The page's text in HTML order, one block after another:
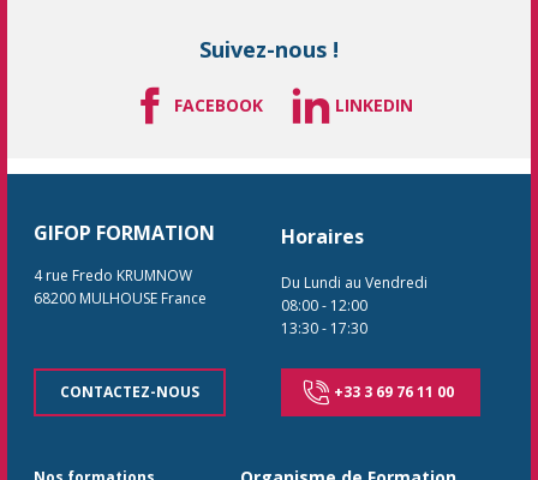
Suivez-nous !
FACEBOOK LINKEDIN
GIFOP FORMATION
4 rue Fredo KRUMNOW
68200 MULHOUSE France
CONTACTEZ-NOUS
Horaires
Du Lundi au Vendredi
08:00- 12:00
13:30- 17:30
+33 3 69 76 11 00